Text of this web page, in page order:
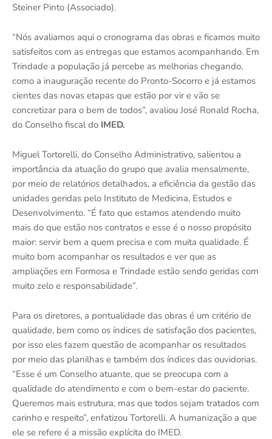
Steiner Pinto (Associado).
“Nós avaliamos aqui o cronograma das obras e ficamos muito
satisfeitos com as entregas que estamos acompanhando. Em
Trindade a população já percebe as melhorias chegando,
como a inauguração recente do Pronto-Socorro e já estamos
cientes das novas etapas que estão por vir e vão se
concretizar para o bem de todos”, avaliou José Ronald Rocha,
do Conselho fiscal do IMED.
Miguel Tortorelli, do Conselho Administrativo, salientou a
importância da atuação do grupo que avalia mensalmente,
por meio de relatórios detalhados, a eficiência da gestão das
unidades geridas pelo Instituto de Medicina, Estudos e
Desenvolvimento. “É fato que estamos atendendo muito
mais do que estão nos contratos e esse é o nosso propósito
maior: servir bem a quem precisa e com muita qualidade. É
muito bom acompanhar os resultados e ver que as
ampliações em Formosa e Trindade estão sendo geridas com
muito zelo e responsabilidade”.
Para os diretores, a pontualidade das obras é um critério de
qualidade, bem como os índices de satisfação dos pacientes,
por isso eles fazem questão de acompanhar os resultados
por meio das planilhas e também dos índices das ouvidorias.
“Esse é um Conselho atuante, que se preocupa com a
qualidade do atendimento e com o bem-estar do paciente.
Queremos mais estrutura, mas que todos sejam tratados com
carinho e respeito”, enfatizou Tortorelli. A humanização a que
ele se refere é a missão explícita do IMED.